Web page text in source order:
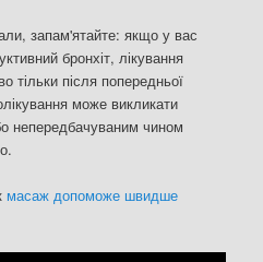
запам'ятайте: якщо у вас
бронхіт, лікування
після попередньої
може викликати
непередбачуваним чином
масаж допоможе швидше